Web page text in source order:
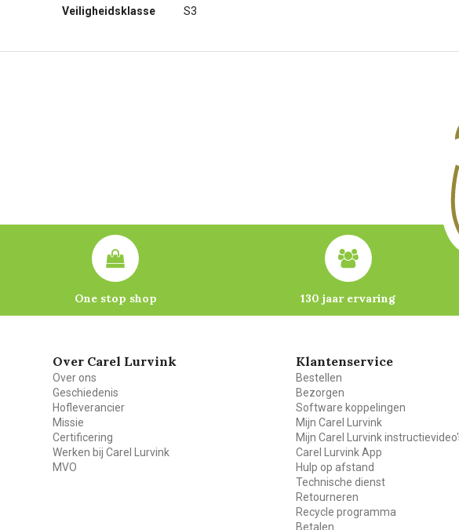
Veiligheidsklasse S3
One stop shop 130 jaar ervaring
Over Carel Lurvink
Over ons
Geschiedenis
Hofleverancier
Missie
Certificering
Werken bij Carel Lurvink
MVO
Klantenservice
Bestellen
Bezorgen
Software koppelingen
Mijn Carel Lurvink
Mijn Carel Lurvink
Carel Lurvink App
Hulp op afstand
Technische dienst
Retourneren
Recycle programma
Betalen